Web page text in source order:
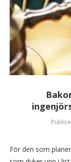
För den som